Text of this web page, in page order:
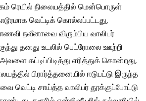
ரெயில் நிலையத்தில் மென்பொருள்
வெட்டிக் கொல்லப்பட்டது,
நவீனாவை விரும்பிய வாலிபர்
தனது உடலில் பெட்ரோலை ஊற்றி
கட்டிப்பிடித்து எரித்துக் கொன்றது,
பிரார்த்தனையில் ஈடுபட்டு இருந்த
வெட்டி சாய்த்த வாலிபர் தூக்குப்போட்டு